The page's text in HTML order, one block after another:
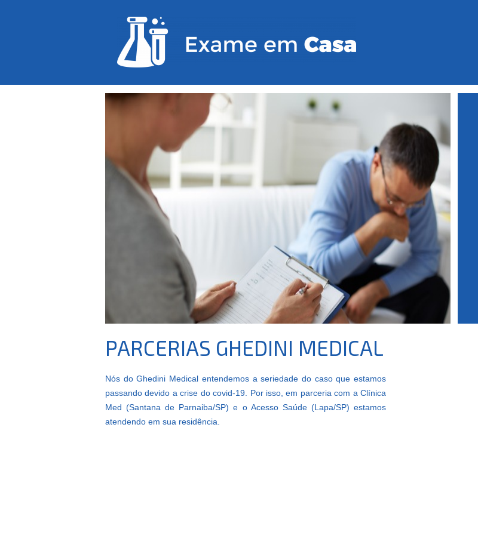
PARCERIAS GHEDINI MEDICAL
Nós do Ghedini Medical entendemos a seriedade do caso que estamos
passando devido a crise do covid-19. Por isso, em parceria com a Clínica
Med (Santana de Parnaiba/SP) e o Acesso Saúde (Lapa/SP) estamos
atendendo em sua residência.